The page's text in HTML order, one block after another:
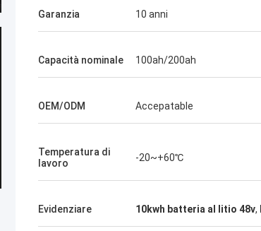
Garanzia 10 anni
Capacità nominale 100ah/200ah
OEM/ODM Accepatable
Temperatura di
lavoro
-20~+60℃
Evidenziare 10kwh batteria al litio 48v,